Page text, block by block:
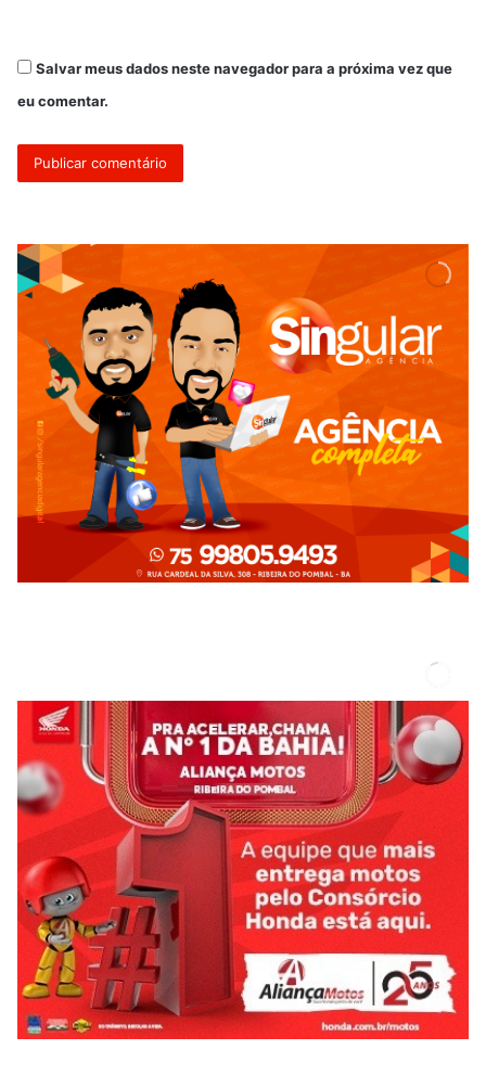
Salvar meus dados neste navegador para a próxima vez que
eu comentar.